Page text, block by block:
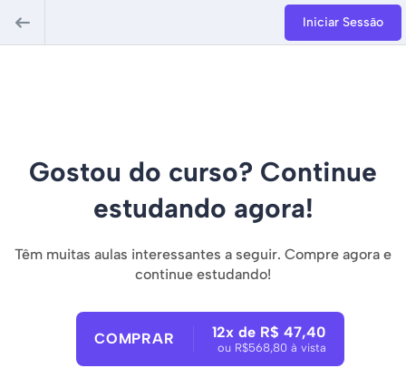
Iniciar Sessão
Gostou do curso? Continue
estudando agora!
Têm muitas aulas interessantes a seguir. Compre agora e
continue estudando!
COMPRAR 12x de R$ 47,40
ou R$568,80 à vista